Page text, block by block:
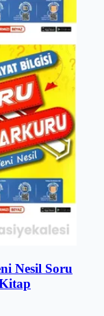
Nesil Soru